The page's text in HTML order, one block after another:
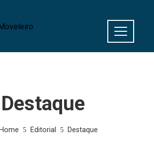
Destaque
Home Editorial Destaque